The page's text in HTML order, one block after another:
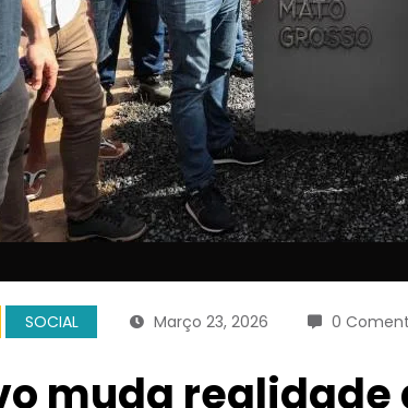
SOCIAL Março 23, 2026 0
muda realidade